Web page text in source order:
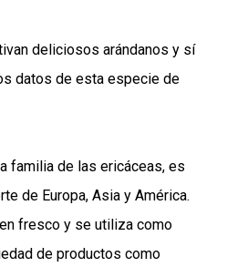
deliciosos arándanos y sí
datos de esta especie de
familia de las ericáceas, es
de Europa, Asia y América.
fresco y se utiliza como
de productos como